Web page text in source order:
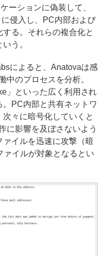
ーションに偽装して、
侵入し、PC内部および
る。それらの複合化と
う。
によると、Anatovaは感
中のプロセスを分析。
」といった広く利用され
PC内部と共有ネットワ
々に暗号化していくと
に影響を及ぼさないよう
イルを迅速に攻撃（暗
イルが対象となるとい